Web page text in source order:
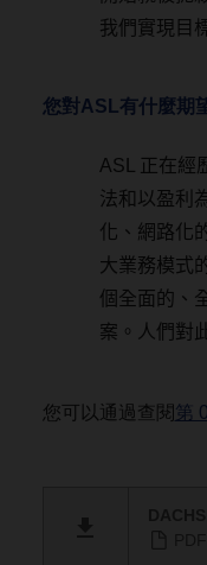
我們實現目
您對ASL有什麼期
ASL
正在經
法和以盈利
化、網路化
大業務模式
個全面的、
案。人們對
您可以通過查閱 第